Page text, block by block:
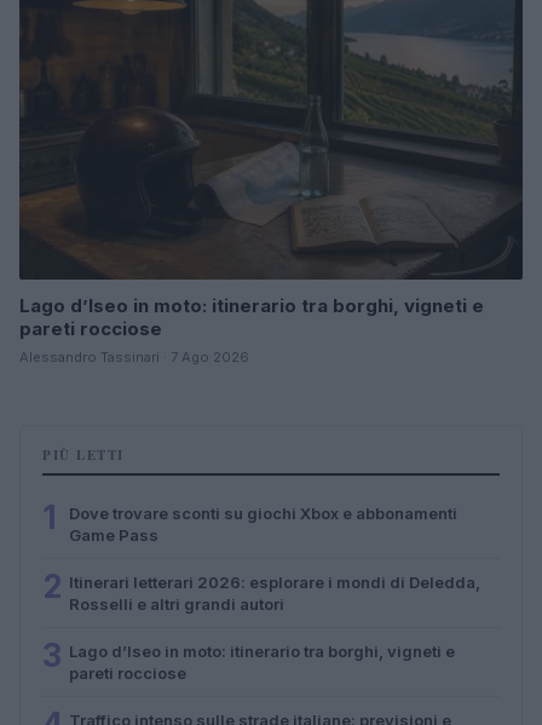
Lago d’Iseo in moto: itinerario tra borghi, vigneti e
pareti rocciose
Alessandro Tassinari · 7 Ago 2026
PIÙ LETTI
1
Dove trovare sconti su giochi Xbox e abbonamenti
Game Pass
2 Itinerari letterari 2026: esplorare i mondi di Deledda,
Rosselli e altri grandi autori
3 Lago d’Iseo in moto: itinerario tra borghi, vigneti e
pareti rocciose
Traffico intenso sulle strade italiane: previsioni e